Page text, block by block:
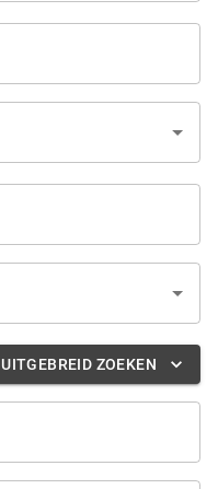
UITGEBREID ZOEKEN